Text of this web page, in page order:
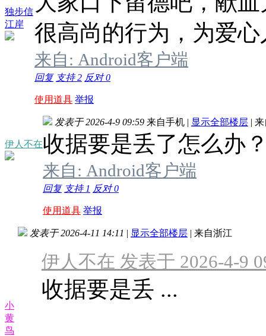
独步信
江岸
很高尚的行为，为爱
来自: Android客户端
回复 支持2 反对0
使用道具 举报
伊人不在
发表于 2026-4-9 09:59 来自手机 | 显示全部楼层 | 来
收据要是丢了怎么办
来自: Android客户端
回复 支持 1 反对0
使用道具 举报
小
黄
鸟
发表于 2026-4-11 14:11 | 显示全部楼层 | 来自浙江
伊人不在 发表于 2026-4-9
收据要是丢 ...